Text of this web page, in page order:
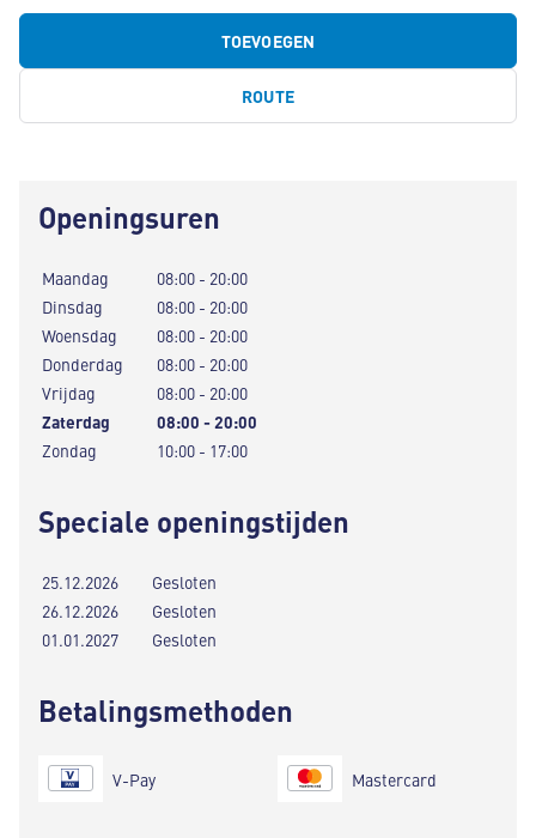
TOEVOEGEN
ROUTE
Openingsuren
Maandag
08:00 - 20:00
Dinsdag
08:00 - 20:00
Woensdag
08:00 - 20:00
Donderdag
08:00 - 20:00
Vrijdag
08:00 - 20:00
Zaterdag
08:00 - 20:00
Zondag
10:00 - 17:00
Speciale openingstijden
25.12.2026
Gesloten
26.12.2026
Gesloten
01.01.2027
Gesloten
Betalingsmethoden
V-Pay Mastercard